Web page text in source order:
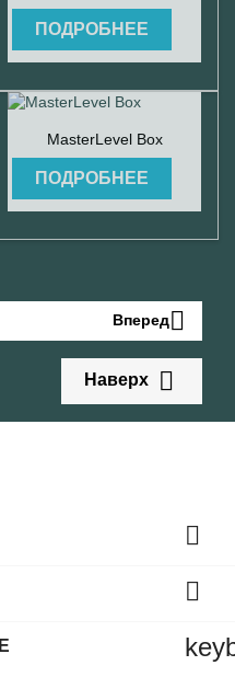
ПОДРОБНЕЕ
Быстрый просмотр
MasterLevel Box
ПОДРОБНЕЕ
Вперед
Наверх 

